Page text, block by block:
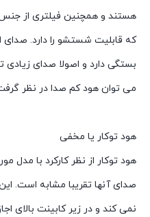
هستند و همچنین فیلتری از
که قابلیت شستشو را دارد. صدای
بستگی دارد و اصولا صدای زیادی
می توان هود کم صدا در نظر
هود توکار یا مخفی
هود توکار از نظر کارکرد با مدل
صدای آنها تقریبا مشابه است.
نمی کند و در زیر کابینت بالای